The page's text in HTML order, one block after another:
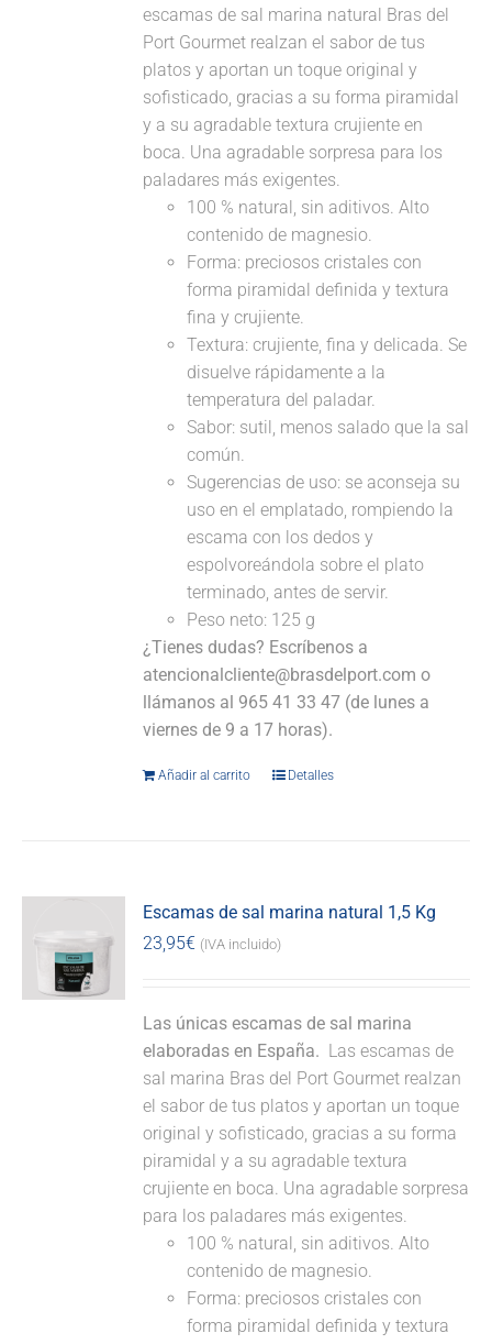
escamas de sal marina natural Bras del
Port Gourmet realzan el sabor de tus
platos y aportan un toque original y
sofisticado, gracias a su forma piramidal
y a su agradable textura crujiente en
boca. Una agradable sorpresa para los
paladares más exigentes.
100 % natural, sin aditivos. Alto
contenido de magnesio.
Forma: preciosos cristales con
forma piramidal definida y textura
fina y crujiente.
Textura: crujiente, fina y delicada. Se
disuelve rápidamente a la
temperatura del paladar.
Sabor: sutil, menos salado que la sal
común.
Sugerencias de uso: se aconseja su
uso en el emplatado, rompiendo la
escama con los dedos y
espolvoreándola sobre el plato
terminado, antes de servir.
Peso neto: 125 g
¿Tienes dudas? Escríbenos a
atencionalcliente@brasdelport.com o
llámanos al 965 41 33 47 (de lunes a
viernes de 9 a 17 horas).
Añadir al carrito Detalles
Escamas de sal marina natural 1,5 Kg
23,95€ (IVA incluido)
Las únicas escamas de sal marina
elaboradas en España. Las escamas de
sal marina Bras del Port Gourmet realzan
el sabor de tus platos y aportan un toque
original y sofisticado, gracias a su forma
piramidal y a su agradable textura
crujiente en boca. Una agradable sorpresa
para los paladares más exigentes.
100 % natural, sin aditivos. Alto
contenido de magnesio.
Forma: preciosos cristales con
forma piramidal definida y textura